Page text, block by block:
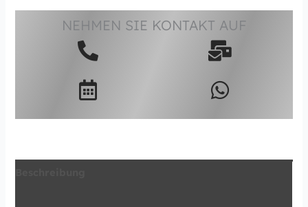
NEHMEN SIE KONTAKT AUF